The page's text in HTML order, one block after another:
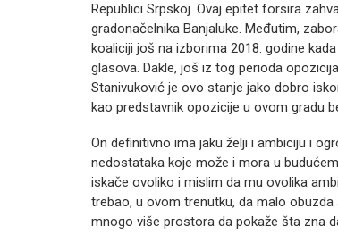
Republici Srpskoj. Ovaj epitet forsira
gradonačelnika Banjaluke. Međutim,
koaliciji još na izborima 2018. godine
glasova. Dakle, još iz tog perioda
Stanivuković je ovo stanje jako dobro
kao predstavnik opozicije u ovom gradu
On definitivno ima jaku želji i ambiciju i
nedostataka koje može i mora u
iskače ovoliko i mislim da mu ovolika
trebao, u ovom trenutku, da malo
mnogo više prostora da pokaže šta zna